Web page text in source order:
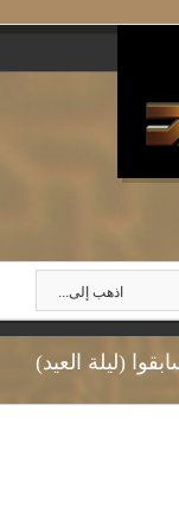
اذهب إلى...
(ليلة العيد)